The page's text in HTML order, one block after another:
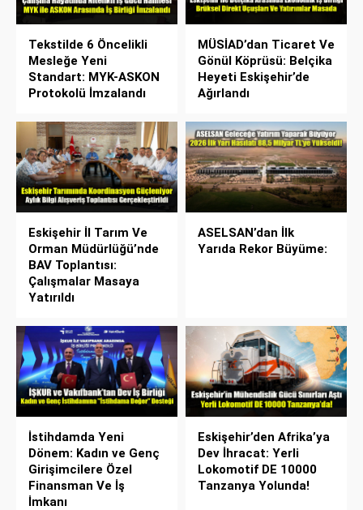
Tekstilde 6 Öncelikli
Mesleğe Yeni
Standart: MYK-ASKON
Protokolü İmzalandı
MÜSİAD’dan Ticaret Ve
Gönül Köprüsü: Belçika
Heyeti Eskişehir’de
Ağırlandı
Eskişehir İl Tarım Ve
Orman Müdürlüğü’nde
BAV Toplantısı:
Çalışmalar Masaya
Yatırıldı
ASELSAN’dan İlk
Yarıda Rekor Büyüme:
İstihdamda Yeni
Dönem: Kadın ve Genç
Girişimcilere Özel
Finansman Ve İş
İmkanı
Eskişehir’den Afrika’ya
Dev İhracat: Yerli
Lokomotif DE 10000
Tanzanya Yolunda!